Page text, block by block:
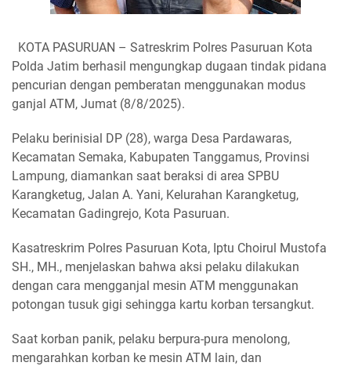
KOTA PASURUAN – Satreskrim Polres Pasuruan Kota
Polda Jatim berhasil mengungkap dugaan tindak pidana
pencurian dengan pemberatan menggunakan modus
ganjal ATM, Jumat (8/8/2025).
Pelaku berinisial DP (28), warga Desa Pardawaras,
Kecamatan Semaka, Kabupaten Tanggamus, Provinsi
Lampung, diamankan saat beraksi di area SPBU
Karangketug, Jalan A. Yani, Kelurahan Karangketug,
Kecamatan Gadingrejo, Kota Pasuruan.
Kasatreskrim Polres Pasuruan Kota, Iptu Choirul Mustofa
SH., MH., menjelaskan bahwa aksi pelaku dilakukan
dengan cara mengganjal mesin ATM menggunakan
potongan tusuk gigi sehingga kartu korban tersangkut.
Saat korban panik, pelaku berpura-pura menolong,
mengarahkan korban ke mesin ATM lain, dan